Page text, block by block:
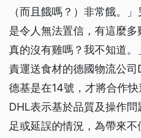
（而且餓嗎？）非常餓。
是令人無法置信，有這麼
真的沒有雞嗎？我不知道
責運送食材的德國物流公
德基是在14號，才將合作快
DHL表示基於品質及操作
足或延誤的情況，為帶來